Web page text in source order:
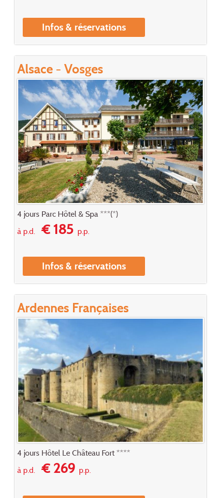
Infos & réservations
Alsace - Vosges
4 jours Parc Hôtel & Spa ***(*)
à p.d.€ 185p.p.
Infos & réservations
Ardennes Françaises
4 jours Hôtel Le Château Fort ****
à p.d.€ 269p.p.